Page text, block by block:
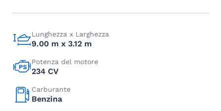
Lunghezza x Larghezza
9.00 m x 3.12 m
Potenza del motore
234 CV
Carburante
Benzina